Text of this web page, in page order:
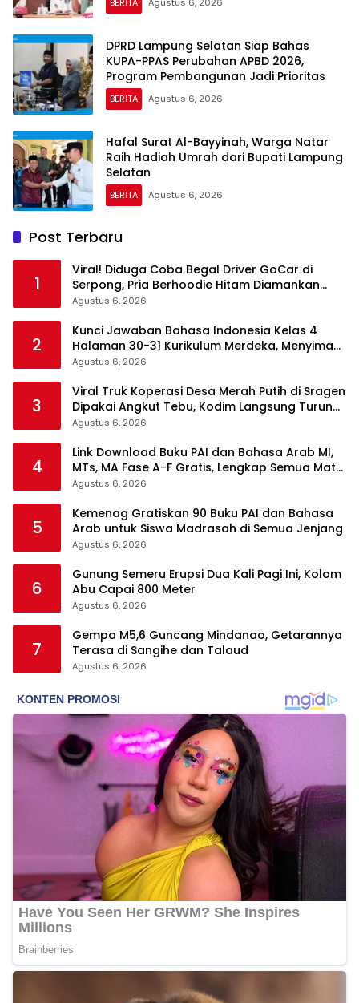
BERITA Agustus 6, 2026
DPRD Lampung Selatan Siap Bahas
KUPA-PPAS Perubahan APBD 2026,
Program Pembangunan Jadi Prioritas
BERITA Agustus 6, 2026
Hafal Surat Al-Bayyinah, Warga Natar
Raih Hadiah Umrah dari Bupati Lampung
Selatan
BERITA Agustus 6, 2026
Post Terbaru
1
Viral! Diduga Coba Begal Driver GoCar di
Serpong, Pria Berhoodie Hitam Diamankan
Warga dan Polisi
Agustus 6, 2026
2
Kunci Jawaban Bahasa Indonesia Kelas 4
Halaman 30-31 Kurikulum Merdeka, Menyimak
Teks Kepala Suku Len
Agustus 6, 2026
3
Viral Truk Koperasi Desa Merah Putih di Sragen
Dipakai Angkut Tebu, Kodim Langsung Turun
Tangan
Agustus 6, 2026
4
Link Download Buku PAI dan Bahasa Arab MI,
MTs, MA Fase A-F Gratis, Lengkap Semua Mata
Pelajaran
Agustus 6, 2026
5
Kemenag Gratiskan 90 Buku PAI dan Bahasa
Arab untuk Siswa Madrasah di Semua Jenjang
Agustus 6, 2026
6
Gunung Semeru Erupsi Dua Kali Pagi Ini, Kolom
Abu Capai 800 Meter
Agustus 6, 2026
7
Gempa M5,6 Guncang Mindanao, Getarannya
Terasa di Sangihe dan Talaud
Agustus 6, 2026